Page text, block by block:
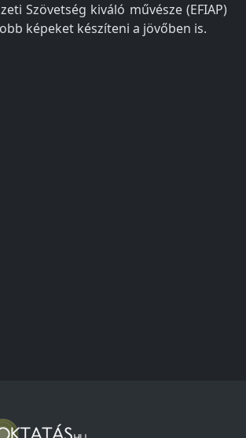
Szövetség kiváló művésze (EFIAP)
képeket készíteni a jövőben is.